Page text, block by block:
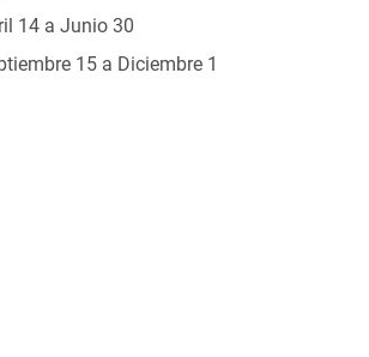
14 a Junio 30
15 a Diciembre 1